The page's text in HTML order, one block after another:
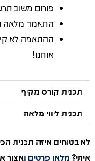
פורום משוב
התאמה מלאה
ההתאמה לא
אותנו!
תכנית קורס מקיף
תכנית ליווי מלאה
לא בטוחים איזה תכנית
איתי? מלאו פרטים ואצור